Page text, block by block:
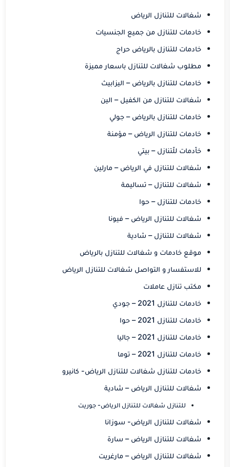
شغالات للتنازل الرياض
خادمات للتنازل من جميع الجنسيات
خادمات للتنازل بالرياض حراج
مطلوب شغالات للتنازل باسعار مميزة
خادمات للتنازل بالرياض – اليزابيث
شغالات للتنازل من الكفيل – الين
خادمات للتنازل بالرياض – جولي
خادمات للتنازل الرياض – مؤمنة
خاّدمات للّتنازل – بيتي
شغالات للتنازل في الرياض – مارلين
شغالات للتنازل – تساليمة
خادمات للتنازل – حوا
شغالات للتنازل الرياض – فيونا
شغالات للتنازل – شادية
موقع خادمات و شغالات للتنازل بالرياض
للاستفسار و التواصل شغالات للتنازل الرياض
مكتب تنازل عاملات
خادمات للتنازل 2021 – جودي
خادمات للتنازل 2021 – حوا
خادمات للتنازل 2021 – جاليا
خادمات للتنازل 2021 – توما
خادمات للتنازل شغالات للتنازل الرياض- كانيرو
شغالات للتنازل الرياض – شادية
للتنازل شغالات للتنازل الرياض- جوريت
شغالات للتنازل الرياض- سوزانا
شغالات للتنازل الرياض – سارة
شغالات للتنازل الرياض – مارغريت